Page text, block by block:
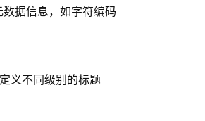
数据信息，如字符编码
义不同级别的标题